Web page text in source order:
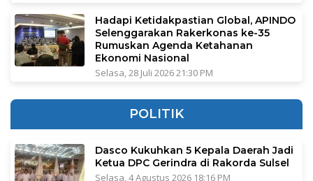
Hadapi Ketidakpastian Global, APINDO
Selenggarakan Rakerkonas ke-35
Rumuskan Agenda Ketahanan
Ekonomi Nasional
Selasa, 28 Juli 2026 21:30 PM
POLITIK
Dasco Kukuhkan 5 Kepala Daerah Jadi
Ketua DPC Gerindra di Rakorda Sulsel
Selasa, 4 Agustus 2026 18:16 PM